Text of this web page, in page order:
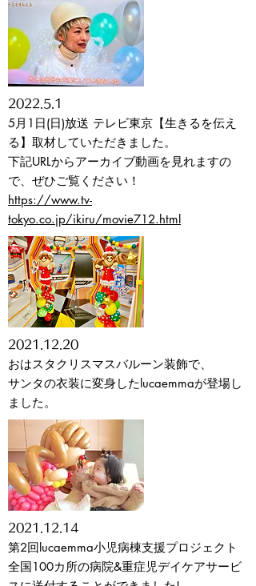
2022 .5.1
5月1日(日)放送 テレビ東京【生きるを伝え
る】取材していただきました。
下記URLからアーカイブ動画を見れますの
で、ぜひご覧ください！
https://www.tv-
tokyo.co.jp/ikiru/movie712.html
2021 .12.20
おはスタクリスマスバルーン装飾で、
サンタの衣装に変身したlucaemmaが登場し
ました。
2021 .12.14
第2回lucaemma小児病棟支援プロジェクト
全国100カ所の病院&重症児デイケアサービ